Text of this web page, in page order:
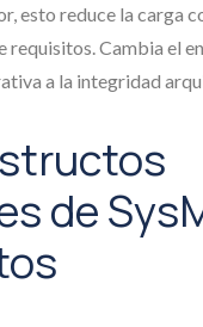
esto reduce la carga
requisitos. Cambia el
a la integridad
de